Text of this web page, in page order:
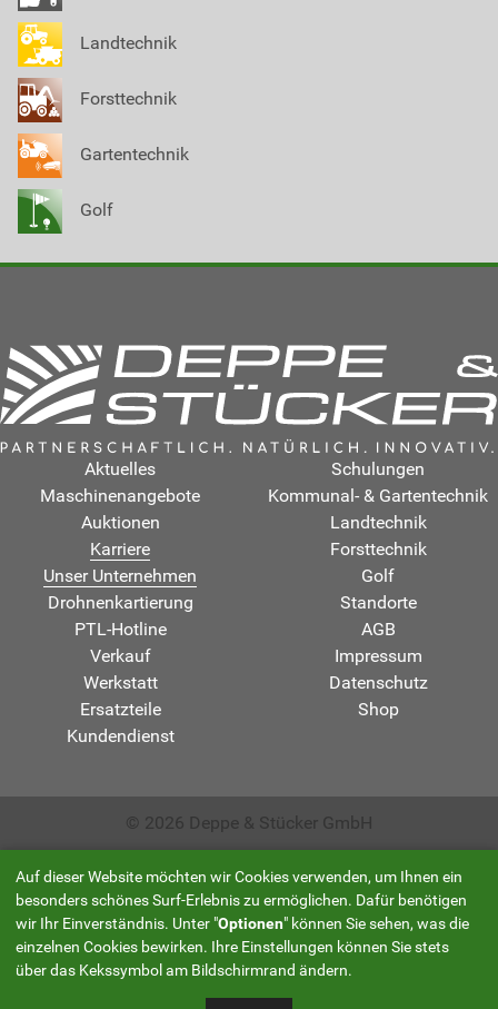
Landtechnik
Forsttechnik
Gartentechnik
Golf
Aktuelles
Maschinenangebote
Auktionen
Karriere
Unser Unternehmen
Drohnenkartierung
PTL-Hotline
Verkauf
Werkstatt
Ersatzteile
Kundendienst
Schulungen
Kommunal- & Gartentechnik
Landtechnik
Forsttechnik
Golf
Standorte
AGB
Impressum
Datenschutz
Shop
© 2026 Deppe & Stücker GmbH
Auf dieser Website möchten wir Cookies verwenden, um Ihnen ein
besonders schönes Surf-Erlebnis zu ermöglichen. Dafür benötigen
wir Ihr Einverständnis. Unter "Optionen" können Sie sehen, was die
einzelnen Cookies bewirken. Ihre Einstellungen können Sie stets
über das Kekssymbol am Bildschirmrand ändern.